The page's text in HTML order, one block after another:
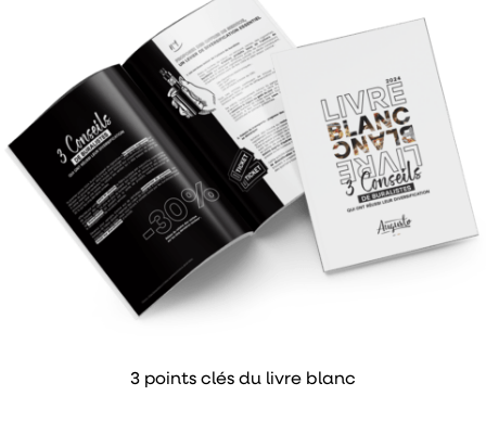
3 points clés du livre blanc